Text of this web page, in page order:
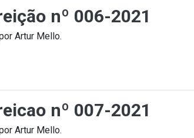
nº 006-2021
Artur Mello.
nº 007-2021
Artur Mello.